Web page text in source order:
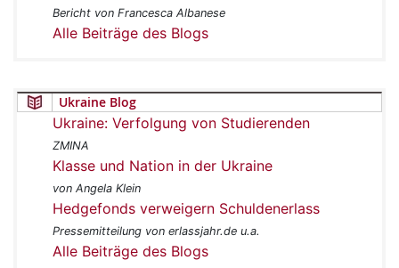
Bericht von Francesca Albanese
Alle Beiträge des Blogs
Ukraine Blog
Ukraine: Verfolgung von Studierenden
ZMINA
Klasse und Nation in der Ukraine
von Angela Klein
Hedgefonds verweigern Schuldenerlass
Pressemitteilung von erlassjahr.de u.a.
Alle Beiträge des Blogs